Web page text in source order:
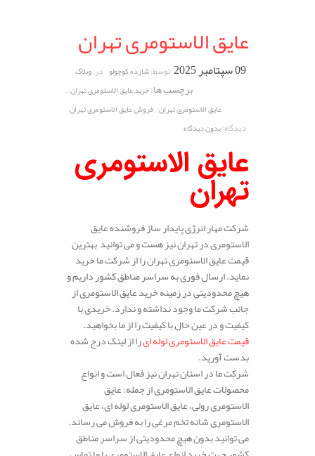
عایق الاستومری تهران
09 سپتامبر 2025 توسط:شازده کوچولو در:وبلاگ
برچسب ها:خرید عایق الاستومری تهران ,
عایق الاستومری تهران ,فروش عایق الاستومری تهران
دیدگاه:بدون دیدگاه
عایق الاستومری
تهران
شرکت مهار انرژی پایدار ساز فروشنده عایق
الاستومری در تهران نیز هست و می توانید بهترین
قیمت عایق الاستومری تهران را از شرکت ما خرید
نماید. ارسال فوری به سراسر مناطق کشور داریم و
هیچ محدودیتی در زمینه خرید عایق الاستومری از
جانب شرکت ما وجود نداشته و ندارد. خریدی با
کیفیت و در عین حال با کیفیت را از ما بخواهید.
قیمت عایق الاستومری لوله ایرا از لینک درج شده
بدست آورید.
شرکت ما در استان تهران نیز فعال است و انواع
محصولات عایق الاستومری از جمله: عایق
الاستومری رولی، عایق الاستومری لوله ای، عایق
الاستومری شانه تخم مرغی را به فروش می رساند.
می توانید بدون هیچ محدودیتی از سراسر مناطق